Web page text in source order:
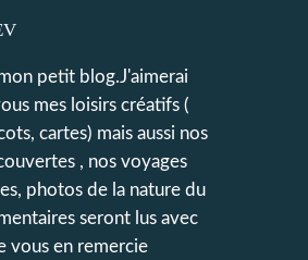
petit blog.J'aimerai
mes loisirs créatifs (
cartes) mais aussi nos
, nos voyages
photos de la nature du
seront lus avec
vous en remercie